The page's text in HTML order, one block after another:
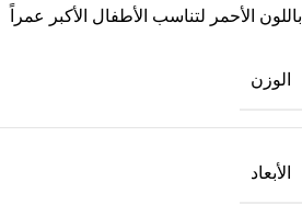
باللون الأحمر لتناسب الأطفال الأكبر عمراً
الوزن
الأبعاد